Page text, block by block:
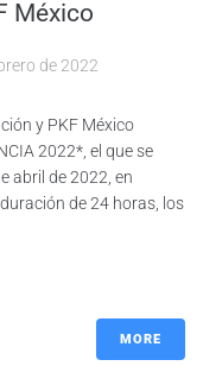
México
de 2022
y PKF México
2022*, el que se
abril de 2022, en
de 24 horas, los
MORE